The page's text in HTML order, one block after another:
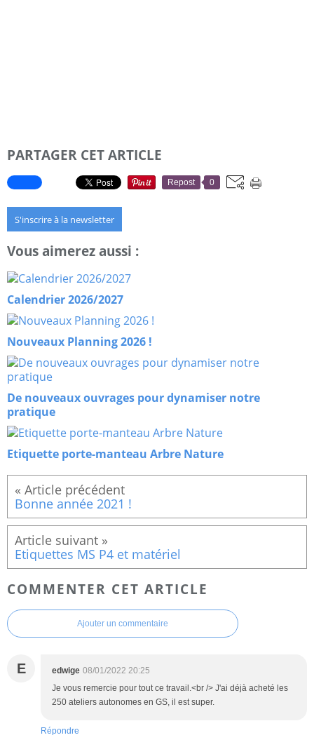
PARTAGER CET ARTICLE
Repost 0
S'inscrire à la newsletter
Vous aimerez aussi :
Calendrier 2026/2027
Nouveaux Planning 2026 !
De nouveaux ouvrages pour dynamiser notre
pratique
Etiquette porte-manteau Arbre Nature
Bonne année 2021 !
Etiquettes MS P4 et matériel
COMMENTER CET ARTICLE
Ajouter un commentaire
E edwige 08/01/2022 20:25
Je vous remercie pour tout ce travail.<br /> J'ai déjà acheté les
250 ateliers autonomes en GS, il est super.
Répondre